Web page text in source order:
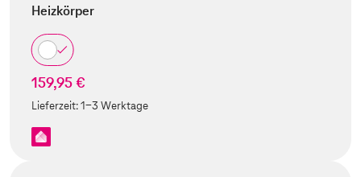
Heizkörper
159,95 €
Lieferzeit:1-3 Werktage